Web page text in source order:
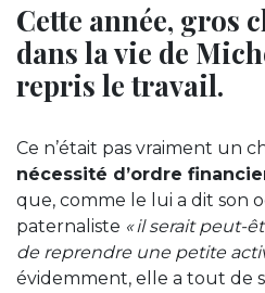
Cette année, gros
dans la vie de
repris le travail.
Ce n’était pas vraiment un
nécessité d’ordre
que, comme le lui a dit son
paternaliste « il serait peut-
de reprendre une petite
évidemment, elle a tout de